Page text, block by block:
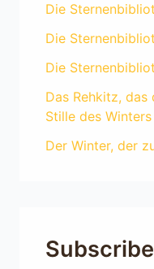
Die
Die
Die
Das Rehkitz,
Stille des
Der Winter, der